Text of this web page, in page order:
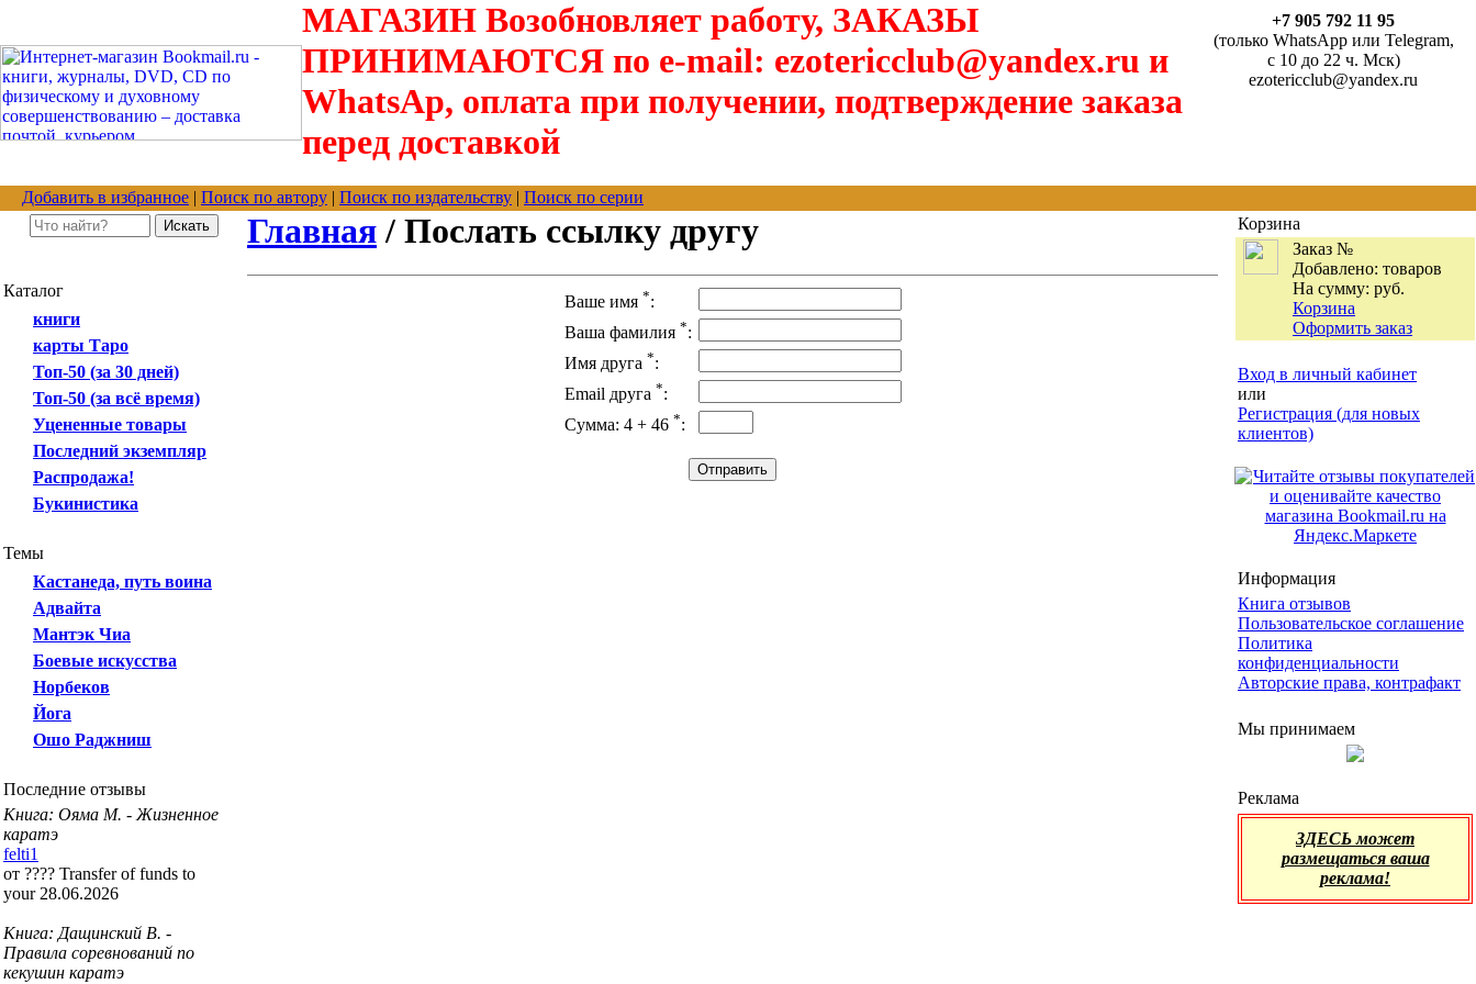
МАГАЗИН Возобновляет работу, ЗАКАЗЫ
ПРИНИМАЮТСЯ по e-mail: ezotericclub@yandex.ru и
WhatsAp, оплата при получении, подтверждение заказа
перед доставкой
+7 905 792 11 95
(только WhatsApp или Telegram,
с 10 до 22 ч. Мск)
ezotericclub@yandex.ru
Добавить в избранное | Поиск по автору | Поиск по издательству | Поиск по серии
Каталог
книги
карты Таро
Топ-50 (за 30 дней)
Топ-50 (за всё время)
Уцененные товары
Последний экземпляр
Распродажа!
Букинистика
Темы
Кастанеда, путь воина
Адвайта
Мантэк Чиа
Боевые искусства
Норбеков
Йога
Ошо Раджниш
Последние отзывы
Книга: Ояма М. - Жизненное
каратэ
felti1
от ???? Transfer of funds to
your 28.06.2026
Книга: Дащинский В. -
Правила соревнований по
кекушин каратэ
Главная / Послать ссылку другу
Ваше имя *:
Ваша фамилия *:
Имя друга *:
Email друга *:
Сумма: 4 + 46 *:
Корзина
Заказ №
Добавлено: товаров
На сумму: руб.
Корзина
Оформить заказ
Вход в личный кабинет
или
Регистрация (для новых
клиентов)
Информация
Книга отзывов
Пользовательское соглашение
Политика
конфиденциальности
Авторские права, контрафакт
Мы принимаем
Реклама
ЗДЕСЬ может
размещаться ваша
реклама!